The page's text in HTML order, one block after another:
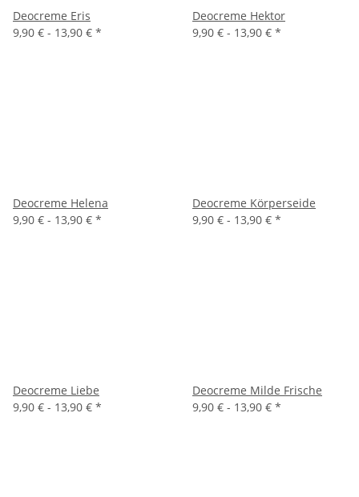
Deocreme Eris
9,90 € - 13,90 € *
Deocreme Hektor
9,90 € - 13,90 € *
Deocreme Helena
9,90 € - 13,90 € *
Deocreme Körperseide
9,90 € - 13,90 € *
Deocreme Liebe
9,90 € - 13,90 € *
Deocreme Milde Frische
9,90 € - 13,90 € *